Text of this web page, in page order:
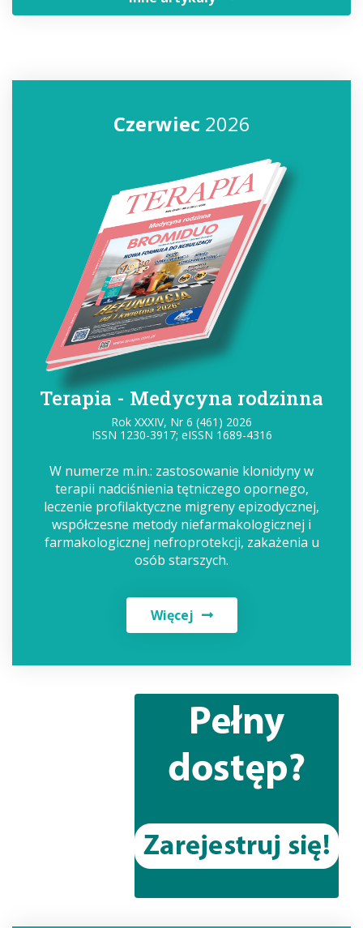
Czerwiec2026
Terapia - Medycyna rodzinna
Rok XXXIV, Nr 6 (461) 2026
ISSN 1230-3917; eISSN 1689-4316
W numerze m.in.: zastosowanie klonidyny w
terapii nadciśnienia tętniczego opornego,
leczenie profilaktyczne migreny epizodycznej,
współczesne metody niefarmakologicznej i
farmakologicznej nefroprotekcji, zakażenia u
osób starszych.
Więcej